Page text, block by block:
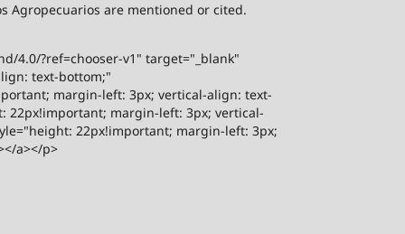
Agropecuarios are mentioned or cited.
4.0/?ref=chooser-v1" target="_blank"
text-bottom;"
margin-left: 3px; vertical-align: text-
22px!important; margin-left: 3px; vertical-
22px!important; margin-left: 3px;
a></p>